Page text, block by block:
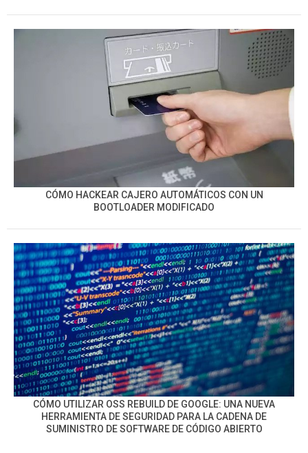
CÓMO HACKEAR CAJERO AUTOMÁTICOS CON UN
BOOTLOADER MODIFICADO
CÓMO UTILIZAR OSS REBUILD DE GOOGLE: UNA NUEVA
HERRAMIENTA DE SEGURIDAD PARA LA CADENA DE
SUMINISTRO DE SOFTWARE DE CÓDIGO ABIERTO